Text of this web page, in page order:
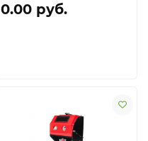
0.00 руб.